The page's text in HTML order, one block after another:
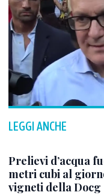
LEGGI ANCHE
Prelievi d’acqua
metri cubi al
vigneti della Docg